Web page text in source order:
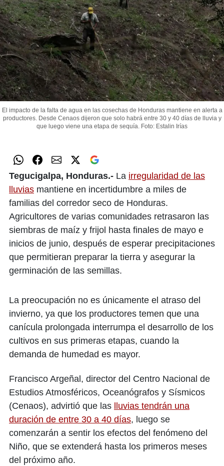
El impacto de la falta de agua en las cosechas de Honduras mantiene en alerta a
productores. Desde Cenaos dijeron que solo habrá entre 30 y 40 días de lluvia y
que luego viene una etapa de sequía. Foto: Estalin Irías
Tegucigalpa, Honduras.- La irregularidad de las
lluvias mantiene en incertidumbre a miles de
familias del corredor seco de Honduras.
Agricultores de varias comunidades retrasaron las
siembras de maíz y frijol hasta finales de mayo e
inicios de junio, después de esperar precipitaciones
que permitieran preparar la tierra y asegurar la
germinación de las semillas.
La preocupación no es únicamente el atraso del
invierno, ya que los productores temen que una
canícula prolongada interrumpa el desarrollo de los
cultivos en sus primeras etapas, cuando la
demanda de humedad es mayor.
Francisco Argeñal, director del Centro Nacional de
Estudios Atmosféricos, Oceanógrafos y Sísmicos
(Cenaos), advirtió que las
lluvias tendrán una
duración de entre 30 a 40 días, luego se
comenzarán a sentir los efectos del fenómeno del
Niño, que se extenderá hasta los primeros meses
del próximo año.